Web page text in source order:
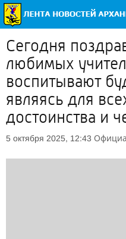
Сегодня
любимых
воспитывают
являясь для
достоинства и
5 октября 2025, 12:43